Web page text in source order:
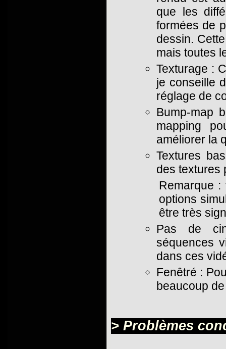
que les
formées de
dessin.
mais toutes
Texturage :
je conseille
réglage de
Bump-map
mapping
améliorer la
Textures
des textures
Remarque
options
être très
Pas de
séquences
dans ces
Fenêtré :
beaucoup
> Problèmes